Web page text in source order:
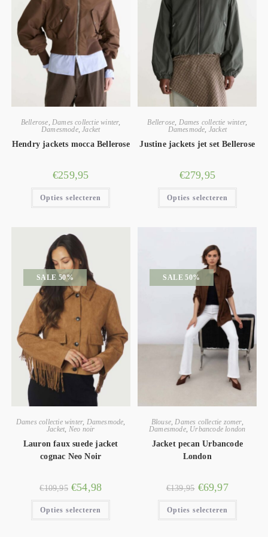
Bellerose Dames collectie winter,
Damesmode,Jacket
Hendry jackets mocca Bellerose
€259,95
Opties selecteren
Bellerose Dames collectie winter,
Damesmode Jacket
Justine jackets jet set Bellerose
€279,95
Opties selecteren
SALE 50%
Dames collectie winter, Damesmode
Jacket, Neo noir
Lauron faux suede jacket
cognac Neo Noir
€109,95 €54,98
Opties selecteren
SALE 50%
Blouse, Dames collectie zomer,
Damesmode, Urbancode london
Jacket pecan Urbancode
London
€139,95 €69,97
Opties selecteren